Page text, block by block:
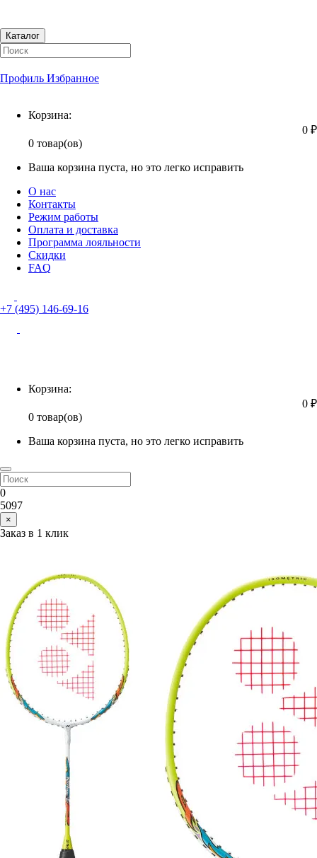
Каталог
Профиль Избранное
Корзина:
0 ₽
0 товар(ов)
Ваша корзина пуста, но это легко исправить
О нас
Контакты
Режим работы
Оплата и доставка
Программа лояльности
Скидки
FAQ
+7 (495) 146-69-16
Корзина:
0 ₽
0 товар(ов)
Ваша корзина пуста, но это легко исправить
0
5097
×
Заказ в 1 клик